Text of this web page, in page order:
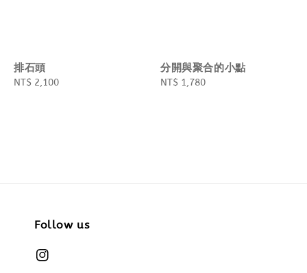
排石頭
Regular
NT$ 2,100
分開與聚合的小點
Regular
NT$ 1,780
Follow us